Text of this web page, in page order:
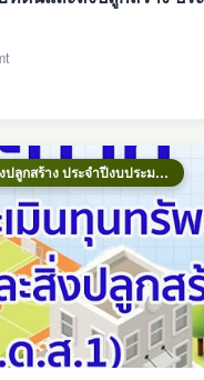
ประชาสัมพันธ์ ภาษีที่ดินและสิ่งปลูกสร้าง ประจำปีงบประมาณ 2569